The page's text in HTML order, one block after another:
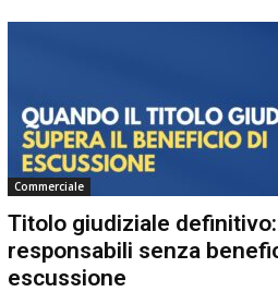
Commerciale
Titolo giudiziale definitivo:
responsabili senza
escussione